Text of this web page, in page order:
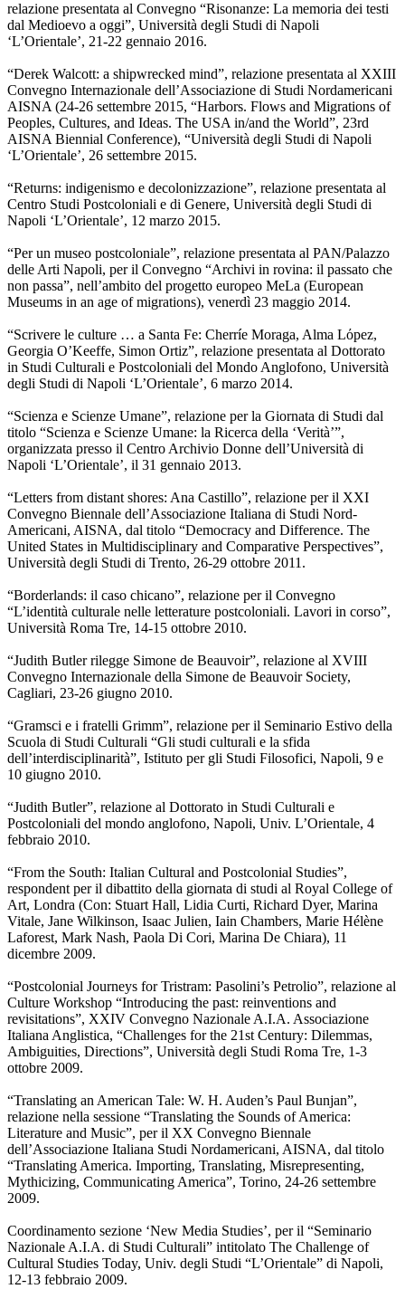
relazione presentata al Convegno “Risonanze: La memoria dei testi
dal Medioevo a oggi”, Università degli Studi di Napoli
‘L’Orientale’, 21-22 gennaio 2016.
“Derek Walcott: a shipwrecked mind”, relazione presentata al XXIII
Convegno Internazionale dell’Associazione di Studi Nordamericani
AISNA (24-26 settembre 2015, “Harbors. Flows and Migrations of
Peoples, Cultures, and Ideas. The USA in/and the World”, 23rd
AISNA Biennial Conference), “Università degli Studi di Napoli
‘L’Orientale’, 26 settembre 2015.
“Returns: indigenismo e decolonizzazione”, relazione presentata al
Centro Studi Postcoloniali e di Genere, Università degli Studi di
Napoli ‘L’Orientale’, 12 marzo 2015.
“Per un museo postcoloniale”, relazione presentata al PAN/Palazzo
delle Arti Napoli, per il Convegno “Archivi in rovina: il passato che
non passa”, nell’ambito del progetto europeo MeLa (European
Museums in an age of migrations), venerdì 23 maggio 2014.
“Scrivere le culture … a Santa Fe: Cherríe Moraga, Alma Lόpez,
Georgia O’Keeffe, Simon Ortiz”, relazione presentata al Dottorato
in Studi Culturali e Postcoloniali del Mondo Anglofono, Università
degli Studi di Napoli ‘L’Orientale’, 6 marzo 2014.
“Scienza e Scienze Umane”, relazione per la Giornata di Studi dal
titolo “Scienza e Scienze Umane: la Ricerca della ‘Verità’”,
organizzata presso il Centro Archivio Donne dell’Università di
Napoli ‘L’Orientale’, il 31 gennaio 2013.
“Letters from distant shores: Ana Castillo”, relazione per il XXI
Convegno Biennale dell’Associazione Italiana di Studi Nord-
Americani, AISNA, dal titolo “Democracy and Difference. The
United States in Multidisciplinary and Comparative Perspectives”,
Università degli Studi di Trento, 26-29 ottobre 2011.
“Borderlands: il caso chicano”, relazione per il Convegno
“L’identità culturale nelle letterature postcoloniali. Lavori in corso”,
Università Roma Tre, 14-15 ottobre 2010.
“Judith Butler rilegge Simone de Beauvoir”, relazione al XVIII
Convegno Internazionale della Simone de Beauvoir Society,
Cagliari, 23-26 giugno 2010.
“Gramsci e i fratelli Grimm”, relazione per il Seminario Estivo della
Scuola di Studi Culturali “Gli studi culturali e la sfida
dell’interdisciplinarità”, Istituto per gli Studi Filosofici, Napoli, 9 e
10 giugno 2010.
“Judith Butler”, relazione al Dottorato in Studi Culturali e
Postcoloniali del mondo anglofono, Napoli, Univ. L’Orientale, 4
febbraio 2010.
“From the South: Italian Cultural and Postcolonial Studies”,
respondent per il dibattito della giornata di studi al Royal College of
Art, Londra (Con: Stuart Hall, Lidia Curti, Richard Dyer, Marina
Vitale, Jane Wilkinson, Isaac Julien, Iain Chambers, Marie Hélène
Laforest, Mark Nash, Paola Di Cori, Marina De Chiara), 11
dicembre 2009.
“Postcolonial Journeys for Tristram: Pasolini’s Petrolio”, relazione al
Culture Workshop “Introducing the past: reinventions and
revisitations”, XXIV Convegno Nazionale A.I.A. Associazione
Italiana Anglistica, “Challenges for the 21st Century: Dilemmas,
Ambiguities, Directions”, Università degli Studi Roma Tre, 1-3
ottobre 2009.
“Translating an American Tale: W. H. Auden’s Paul Bunjan”,
relazione nella sessione “Translating the Sounds of America:
Literature and Music”, per il XX Convegno Biennale
dell’Associazione Italiana Studi Nordamericani, AISNA, dal titolo
“Translating America. Importing, Translating, Misrepresenting,
Mythicizing, Communicating America”, Torino, 24-26 settembre
2009.
Coordinamento sezione ‘New Media Studies’, per il “Seminario
Nazionale A.I.A. di Studi Culturali” intitolato The Challenge of
Cultural Studies Today, Univ. degli Studi “L’Orientale” di Napoli,
12-13 febbraio 2009.